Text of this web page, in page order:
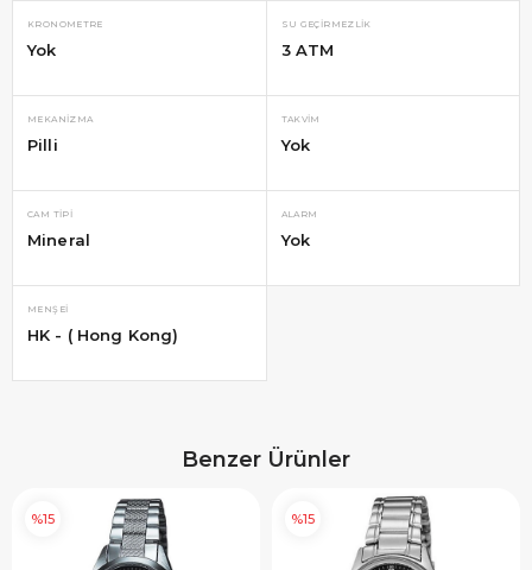
KRONOMETRE
Yok
SU GEÇIRMEZLIK
3 ATM
MEKANIZMA
Pilli
TAKVIM
Yok
CAM TIPI
Mineral
ALARM
Yok
MENŞEI
HK - ( Hong Kong)
Benzer Ürünler
%15 %15